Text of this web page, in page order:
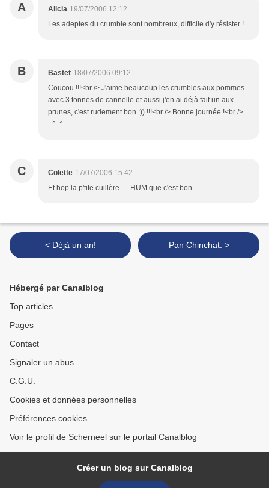
A Alicia 19/07/2006 12:12
Les adeptes du crumble sont nombreux, difficile d'y résister !
B Bastet 18/07/2006 09:12
Coucou !!!<br /> J'aime beaucoup les crumbles aux pommes
avec 3 tonnes de cannelle et aussi j'en ai déjà fait un aux
prunes, c'est rudement bon :)) !!!<br /> Bonne journée !<br />
=^..^=
C Colette 17/07/2006 15:42
Et hop la p'tite cuillère .....HUM que c'est bon.
< Déjà un an! Pan Chinchat. >
Hébergé par Canalblog
Top articles
Pages
Contact
Signaler un abus
C.G.U.
Cookies et données personnelles
Préférences cookies
Voir le profil de Scherneel sur le portail Canalblog
Créer un blog sur Canalblog